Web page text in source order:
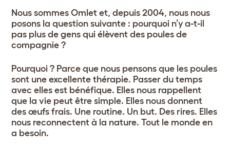
Nous sommes Omlet et, depuis 2004, nous nous
posons la question suivante : pourquoi n’y a-t-il
pas plus de gens qui élèvent des poules de
compagnie ?
Pourquoi ? Parce que nous pensons que les poules
sont une excellente thérapie. Passer du temps
avec elles est bénéfique. Elles nous rappellent
que la vie peut être simple. Elles nous donnent
des œufs frais. Une routine. Un but. Des rires. Elles
nous reconnectent à la nature. Tout le monde en
a besoin.